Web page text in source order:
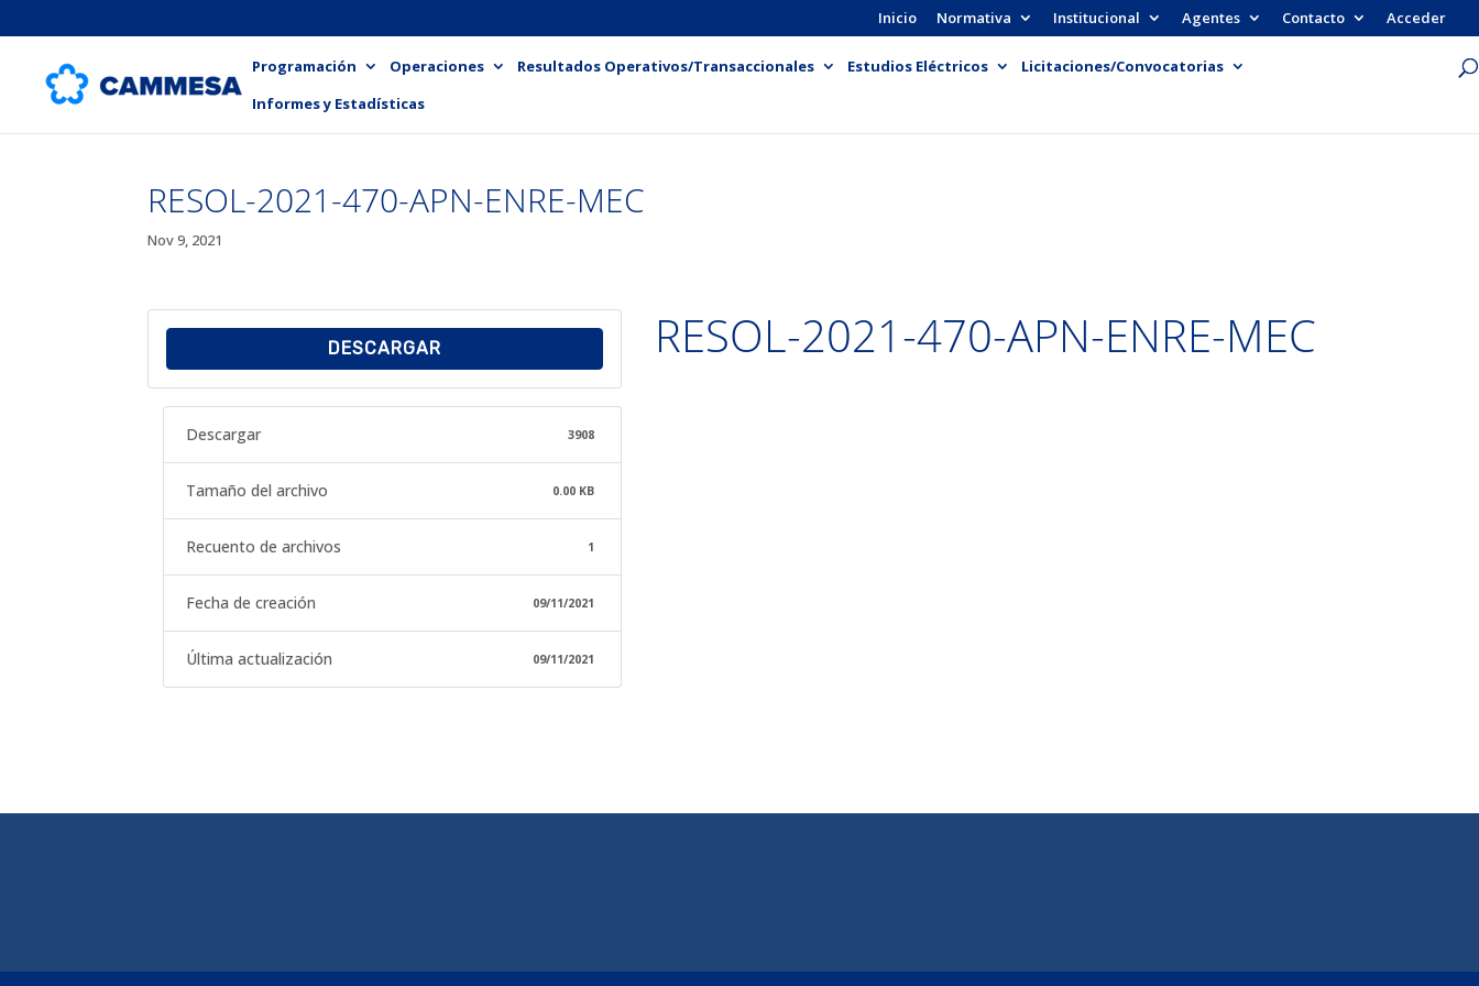
Inicio Normativa Institucional Agentes Contacto Acceder
Programación Operaciones Resultados Operativos/Transaccionales Estudios Eléctricos
Licitaciones/Convocatorias
Informes y Estadísticas
RESOL-2021-470-APN-ENRE-MEC
Nov 9, 2021
DESCARGAR
Descargar 3908
Tamaño del archivo 0.00 KB
Recuento de archivos 1
Fecha de creación 09/11/2021
Última actualización 09/11/2021
RESOL-2021-470-APN-ENRE-MEC